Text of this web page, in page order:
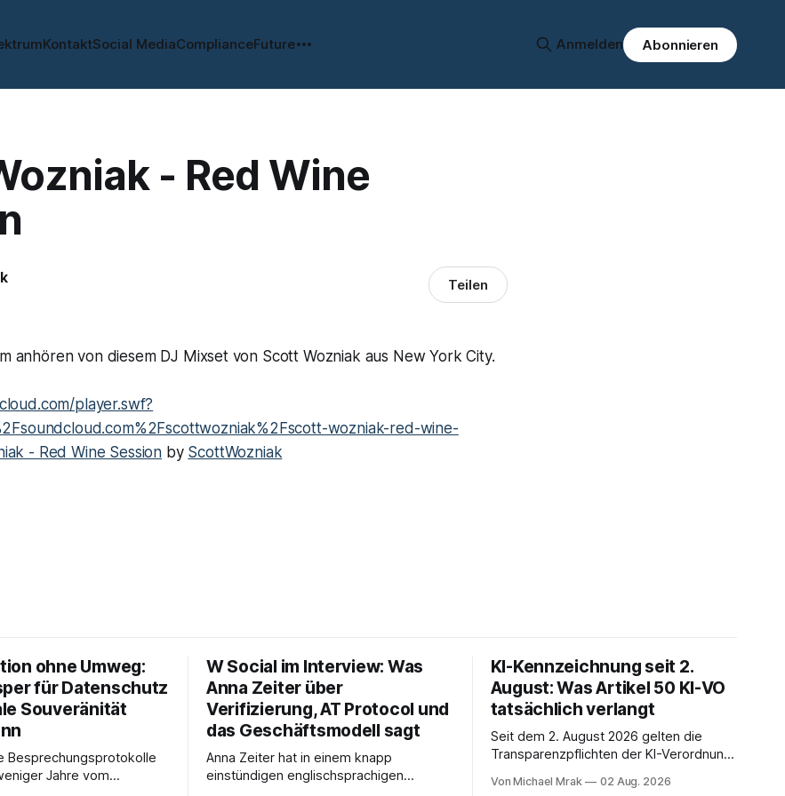
KontaktSocial MediaComplianceFuture Anmelden Abonnieren
- Red Wine
Teilen
anhören von diesem DJ Mixset von Scott Wozniak aus New York City.
player.swf?
wozniak-red-wine-
- Red Wine Session by ScottWozniak
ohne Umweg:
für Datenschutz
Souveränität
Besprechungsprotokolle
Jahre vom
W Social im Interview: Was
Anna Zeiter über
Verifizierung, AT Protocol und
das Geschäftsmodell sagt
Anna Zeiter hat in einem knapp
einstündigen englischsprachigen
KI-Kennzeichnung seit 2.
August: Was Artikel 50 KI-VO
tatsächlich verlangt
Seit dem 2. August 2026 gelten die
Transparenzpflichten der KI-Verordnung.
Postings liest man dazu einen Satz, der
Von Michael Mrak 02 Aug. 2026